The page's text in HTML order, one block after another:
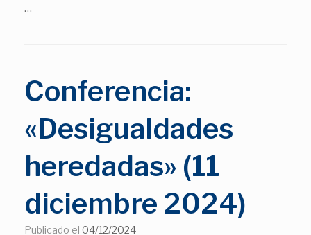
…
Conferencia:
«Desigualdades
heredadas» (11
diciembre 2024)
Publicado el 04/12/2024